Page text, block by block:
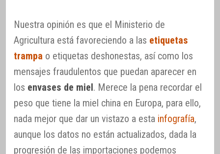
Nuestra opinión es que el Ministerio de
Agricultura está favoreciendo a las etiquetas
trampa o etiquetas deshonestas, así como los
mensajes fraudulentos que puedan aparecer en
los envases de miel . Merece la pena recordar el
peso que tiene la miel china en Europa, para ello,
nada mejor que dar un vistazo a esta infografía,
aunque los datos no están actualizados, dada la
progresión de las importaciones podemos